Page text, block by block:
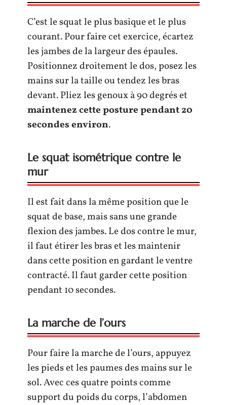
C’est le squat le plus basique et le plus
courant. Pour faire cet exercice, écartez
les jambes de la largeur des épaules.
Positionnez droitement le dos, posez les
mains sur la taille ou tendez les bras
devant. Pliez les genoux à 90 degrés et
maintenez cette posture pendant 20
secondes environ.
Le squat isométrique contre le
mur
Il est fait dans la même position que le
squat de base, mais sans une grande
flexion des jambes. Le dos contre le mur,
il faut étirer les bras et les maintenir
dans cette position en gardant le ventre
contracté. Il faut garder cette position
pendant 10 secondes.
La marche de l’ours
Pour faire la marche de l’ours, appuyez
les pieds et les paumes des mains sur le
sol. Avec ces quatre points comme
support du poids du corps, l’abdomen